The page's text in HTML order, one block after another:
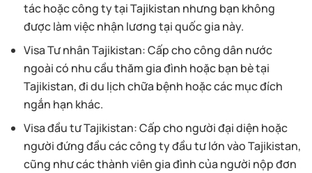
tác hoặc công ty tại Tajikistan nhưng bạn không
được làm việc nhận lương tại quốc gia này.
Visa Tư nhân Tajikistan: Cấp cho công dân nước
ngoài có nhu cầu thăm gia đình hoặc bạn bè tại
Tajikistan, đi du lịch chữa bệnh hoặc các mục đích
ngắn hạn khác.
Visa đầu tư Tajikistan: Cấp cho người đại diện hoặc
người đứng đầu các công ty đầu tư lớn vào Tajikistan,
cũng như các thành viên gia đình của người nộp đơn